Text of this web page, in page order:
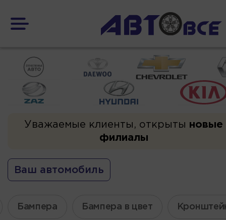
Уважаемые клиенты, открыты новые
филиалы
Ваш автомобиль
Бампера Бампера в цвет